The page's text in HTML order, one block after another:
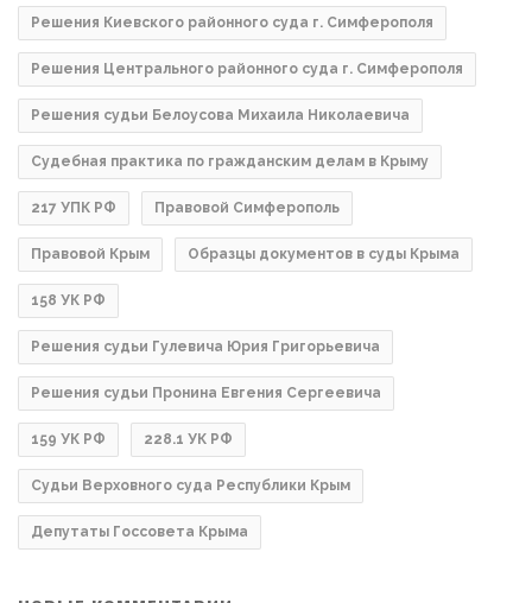
Решения Киевского районного суда г. Симферополя
Решения Центрального районного суда г. Симферополя
Решения судьи Белоусова Михаила Николаевича
Судебная практика по гражданским делам в Крыму
217 УПК РФ Правовой Симферополь
Правовой Крым Образцы документов в суды Крыма
158 УК РФ
Решения судьи Гулевича Юрия Григорьевича
Решения судьи Пронина Евгения Сергеевича
159 УК РФ 228.1 УК РФ
Судьи Верховного суда Республики Крым
Депутаты Госсовета Крыма